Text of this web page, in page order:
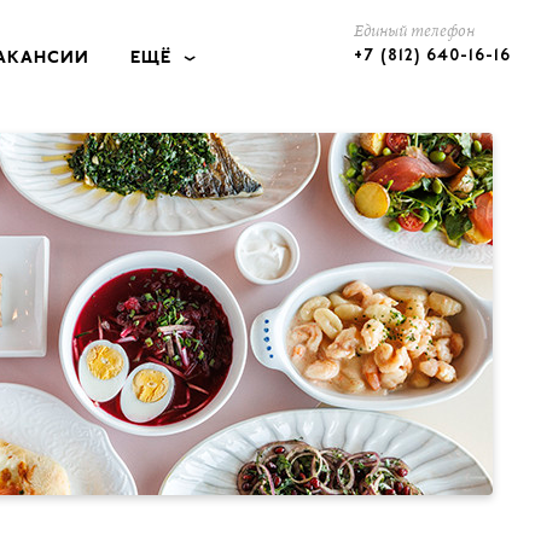
ЕЩЁ
ОТЕЛИ
ПОДАРКИ
КОНТАКТЫ
РАЗМЕЩЕНИЕ РЕКЛАМЫ
Единый телефон
+7 (812) 640-16-16